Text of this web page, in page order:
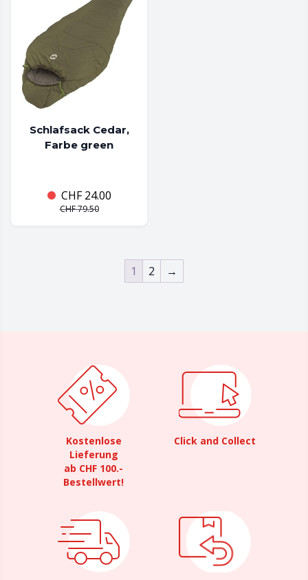
Schlafsack Cedar,
Farbe green
CHF24.00
CHF79.50
1 2 →
Kostenlose
Lieferung
ab CHF 100.-
Bestellwert!
Click and Collect